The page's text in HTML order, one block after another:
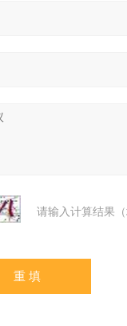
请输入计算结果